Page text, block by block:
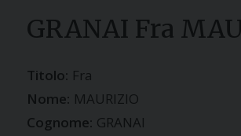
GRANAI Fra
Titolo: Fra
Nome: MAURIZIO
Cognome: GRANAI